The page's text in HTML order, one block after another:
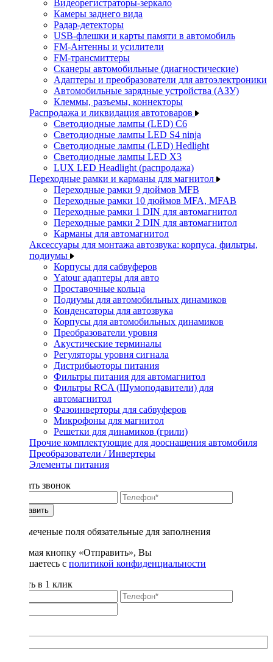
Видеорегистраторы-зеркало
Камеры заднего вида
Радар-детекторы
USB-флешки и карты памяти в автомобиль
FM-Антенны и усилители
FM-трансмиттеры
Сканеры автомобильные (диагностические)
Адаптеры и преобразователи для автоэлектроники
Автомобильные зарядные устройства (АЗУ)
Клеммы, разъемы, коннекторы
Распродажа и ликвидация автотоваров
Светодиодные лампы (LED) C6
Светодиодные лампы LED S4 ninja
Светодиодные лампы (LED) Hedlight
Светодиодные лампы LED X3
LUX LED Headlight (распродажа)
Переходные рамки и карманы для магнитол
Переходные рамки 9 дюймов MFB
Переходные рамки 10 дюймов MFA, MFAB
Переходные рамки 1 DIN для автомагнитол
Переходные рамки 2 DIN для автомагнитол
Карманы для автомагнитол
Аксессуары для монтажа автозвука: корпуса, фильтры,
подиумы
Корпусы для сабвуферов
Yаtour адаптеры для авто
Проставочные кольца
Подиумы для автомобильных динамиков
Конденсаторы для автозвука
Корпусы для автомобильных динамиков
Преобразователи уровня
Акустические терминалы
Регуляторы уровня сигнала
Дистрибьюторы питания
Фильтры питания для автомагнитол
Фильтры RCA (Шумоподавители) для
автомагнитол
Фазоинверторы для сабвуферов
Микрофоны для магнитол
Решетки для динамиков (грили)
Прочие комплектующие для дооснащения автомобиля
Преобразователи / Инвертеры
Элементы питания
Заказать звонок
Отправить
* - отмеченые поля обязательные для заполнения
Нажимая кнопку «Отправить», Вы
соглашаетесь с политикой конфиденциальности
Купить в 1 клик